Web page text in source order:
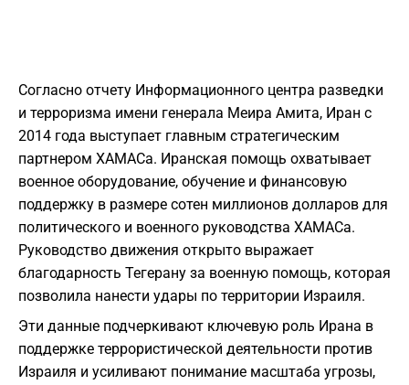
Согласно отчету Информационного центра разведки
и терроризма имени генерала Меира Амита, Иран с
2014 года выступает главным стратегическим
партнером ХАМАСа. Иранская помощь охватывает
военное оборудование, обучение и финансовую
поддержку в размере сотен миллионов долларов для
политического и военного руководства ХАМАСа.
Руководство движения открыто выражает
благодарность Тегерану за военную помощь, которая
позволила нанести удары по территории Израиля.
Эти данные подчеркивают ключевую роль Ирана в
поддержке террористической деятельности против
Израиля и усиливают понимание масштаба угрозы,